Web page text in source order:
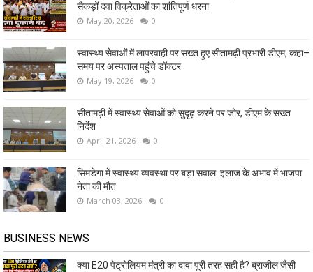
सैकड़ों दवा विक्रेताओं का शांतिपूर्ण धरना
May 20, 2026 0
स्वास्थ्य सेवाओं में लापरवाही पर सख्त हुए सीतामढ़ी प्रभारी डीएम, कहा–
समय पर अस्पताल पहुंचे डॉक्टर
May 19, 2026 0
सीतामढ़ी में स्वास्थ्य सेवाओं को सुदृढ़ करने पर जोर, डीएम के सख्त
निर्देश
April 21, 2026 0
सिमडेगा में स्वास्थ्य व्यवस्था पर बड़ा सवाल: इलाज के अभाव में भाजपा
नेता की मौत
March 03, 2026 0
BUSINESS NEWS
क्या E20 पेट्रोलियम मंत्री का दावा पूरी तरह सही है? ब्राजील जैसी